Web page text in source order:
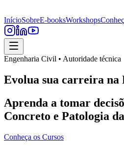
InícioSobreE-booksWorkshops
Engenharia Civil • Autoridade técnica
Evolua sua carreira na
Aprenda a tomar
Concreto e Patologia
Conheça os Cursos